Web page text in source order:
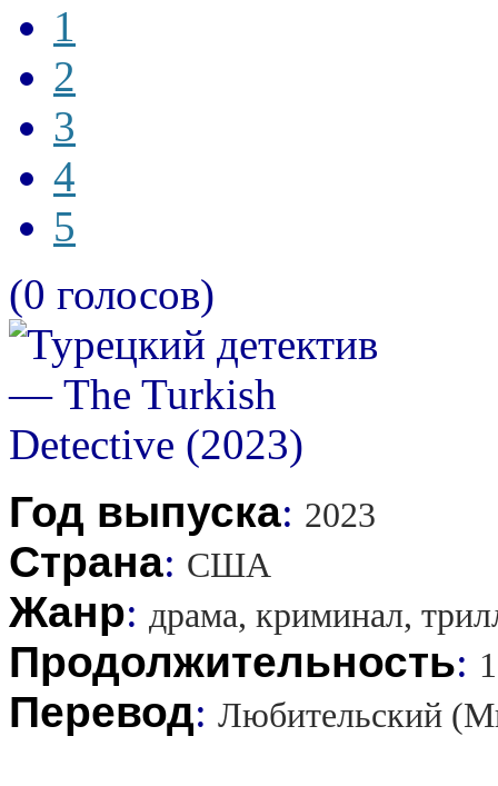
1
2
3
4
5
(0 голосов)
Год выпуска: 2023
Страна: США
Жанр: драма, криминал,
Продолжительность:
Перевод: Любительский